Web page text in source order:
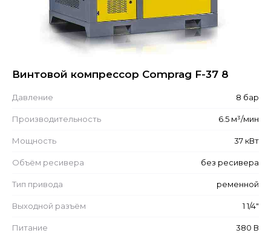
Винтовой компрессор Comprag F-37 8
Давление 8 бар
Производительность 6.5 м³/мин
Мощность 37 кВт
Объём ресивера без ресивера
Тип привода ременной
Выходной разъём 1 1/4"
Питание 380 В